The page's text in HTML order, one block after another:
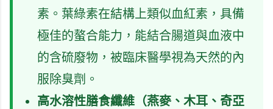
素。葉綠素在結構上類似血紅素，具備
極佳的螯合能力，能結合腸道與血液中
的含硫廢物，被臨床醫學視為天然的內
服除臭劑。
高水溶性膳食纖維（燕麥、木耳、奇亞